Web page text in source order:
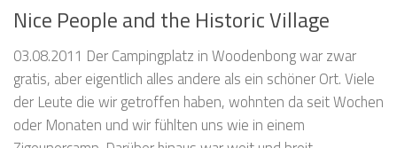
Nice People and the Historic Village
03.08.2011 Der Campingplatz in Woodenbong war zwar
gratis, aber eigentlich alles andere als ein schöner Ort. Viele
der Leute die wir getroffen haben, wohnten da seit Wochen
oder Monaten und wir fühlten uns wie in einem